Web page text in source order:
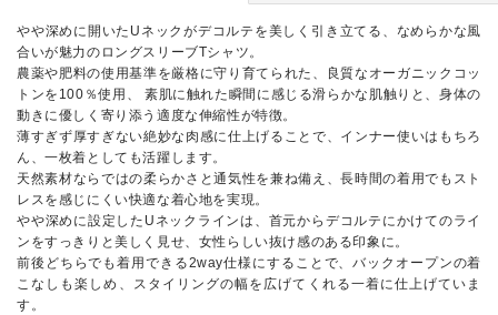
やや深めに開いたUネックがデコルテを美しく引き立てる、なめらかな風
合いが魅力のロングスリーブTシャツ。
農薬や肥料の使用基準を厳格に守り育てられた、良質なオーガニックコッ
トンを100％使用、 素肌に触れた瞬間に感じる滑らかな肌触りと、身体の
動きに優しく寄り添う適度な伸縮性が特徴。
薄すぎず厚すぎない絶妙な肉感に仕上げることで、インナー使いはもちろ
ん、一枚着としても活躍します。
天然素材ならではの柔らかさと通気性を兼ね備え、長時間の着用でもスト
レスを感じにくい快適な着心地を実現。
やや深めに設定したUネックラインは、首元からデコルテにかけてのライ
ンをすっきりと美しく見せ、女性らしい抜け感のある印象に。
前後どちらでも着用できる2way仕様にすることで、バックオープンの着
こなしも楽しめ、スタイリングの幅を広げてくれる一着に仕上げていま
す。